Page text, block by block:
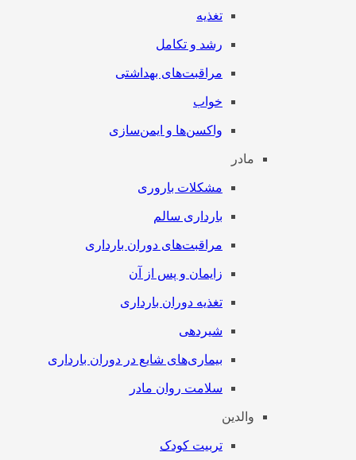
تغذیه
رشد و تکامل
مراقبت‌های بهداشتی
خواب
واکسن‌ها و ایمن‌سازی
مادر
مشکلات باروری
بارداری سالم
مراقبت‌های دوران بارداری
زایمان و پس از آن
تغذیه دوران بارداری
شیردهی
بیماری‌های شایع در دوران بارداری
سلامت روان مادر
والدین
تربیت کودک